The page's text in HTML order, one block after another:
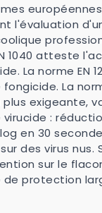
européennes
l'évaluation
1040 atteste
La norme EN
La
plus exigeante,
:
en 30
des virus nus.
sur le
de protection